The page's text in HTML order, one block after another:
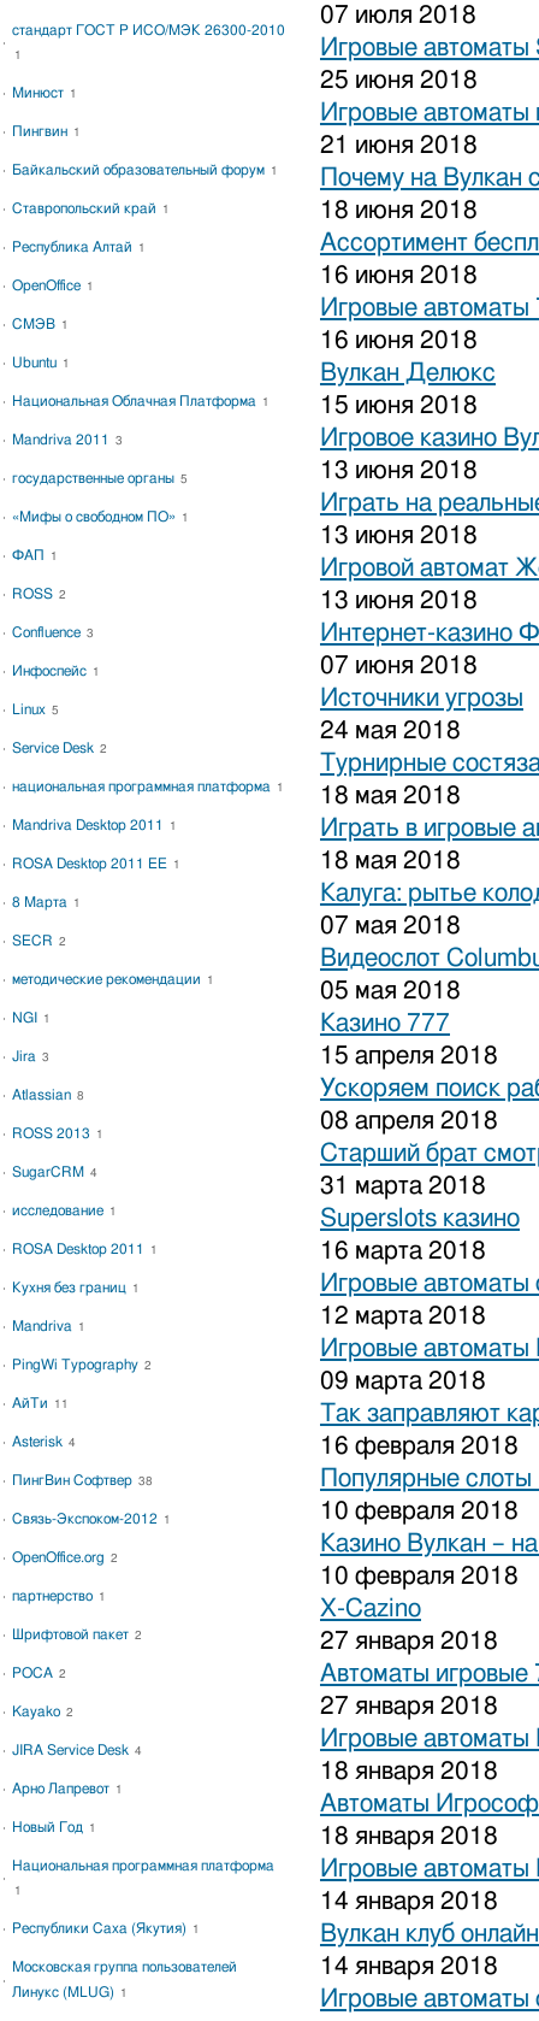
07 июля 2018
Игровые автоматы
25 июня 2018
Игровые
21 июня 2018
Почему на Вулкан
18 июня 2018
Ассортимент
16 июня 2018
Игровые автоматы
16 июня 2018
Вулкан Делюкс
15 июня 2018
Игровое казино
13 июня 2018
Играть на
13 июня 2018
Игровой автомат
13 июня 2018
Интернет-казино
07 июня 2018
Источники угрозы
24 мая 2018
Турнирные
18 мая 2018
Играть в игровые
18 мая 2018
Калуга: рытье
07 мая 2018
Видеослот
05 мая 2018
Казино 777
15 апреля 2018
Ускоряем поиск
08 апреля 2018
Старший брат
31 марта 2018
Superslots казино
16 марта 2018
Игровые автоматы
12 марта 2018
Игровые автоматы
09 марта 2018
Так заправляют
16 февраля 2018
Популярные слоты
10 февраля 2018
Казино Вулкан –
10 февраля 2018
X-Cazino
27 января 2018
Автоматы игровые
27 января 2018
Игровые автоматы
18 января 2018
Автоматы
18 января 2018
Игровые автоматы
14 января 2018
Вулкан клуб онлайн
14 января 2018
Игровые
стандарт ГОСТ Р ИСО/МЭК 26300-2010
1
Минюст 1
Пингвин 1
Байкальский образовательный форум 1
Ставропольский край 1
Республика Алтай 1
OpenOffice 1
СМЭВ 1
Ubuntu 1
Национальная Облачная Платформа 1
Mandriva 2011 3
государственные органы 5
«Мифы о свободном ПО» 1
ФАП 1
ROSS 2
Confluence 3
Инфоспейс 1
Linux 5
Service Desk 2
национальная программная платформа 1
Mandriva Desktop 2011 1
ROSA Desktop 2011 EE 1
8 Марта 1
SECR 2
методические рекомендации 1
NGI 1
Jira 3
Atlassian 8
ROSS 2013 1
SugarCRM 4
исследование 1
ROSA Desktop 2011 1
Кухня без границ 1
Mandriva 1
PingWi Typography 2
АйТи 11
Asterisk 4
ПингВин Софтвер 38
Связь-Экспоком-2012 1
OpenOffice.org 2
партнерство 1
Шрифтовой пакет 2
РОСА 2
Kayako 2
JIRA Service Desk 4
Арно Лапревот 1
Новый Год 1
Национальная программная платформа
1
Республики Саха (Якутия) 1
Московская группа пользователей
Линукс (MLUG)
1